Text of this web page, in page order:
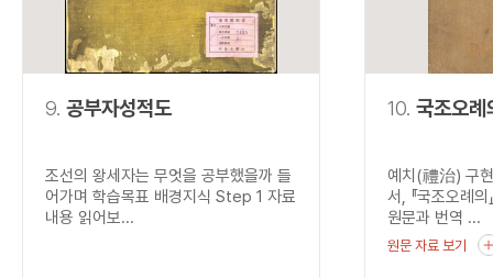
9. 공부자성적도
조선의 왕세자는 무엇을 공부했을까 들
어가며 학습목표 배경지식 Step 1 자료
내용 읽어보...
10. 국조오례
예치(禮治) 구
서, 『국조오례
원문과 번역 ...
원문 자료 보기